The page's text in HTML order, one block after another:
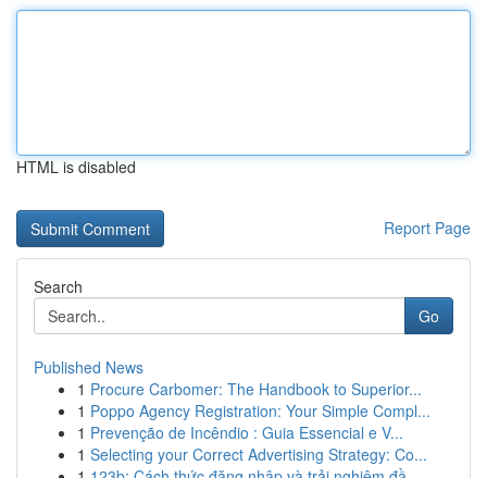
HTML is disabled
Report Page
Search
Go
Published News
1 Procure Carbomer: The Handbook to Superior...
1 Poppo Agency Registration: Your Simple Compl...
1 Prevenção de Incêndio : Guia Essencial e V...
1 Selecting your Correct Advertising Strategy: Co...